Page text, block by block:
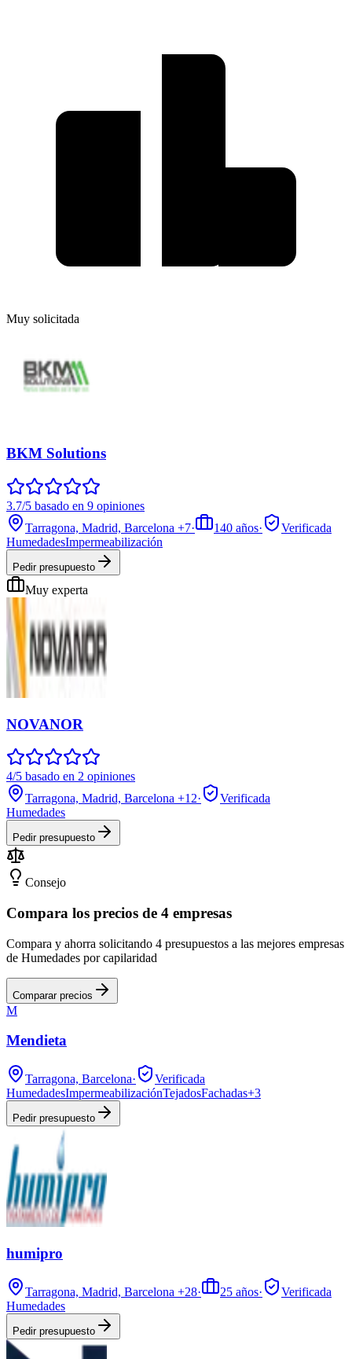
Muy solicitada
BKM Solutions
3.7/5 basado en 9 opiniones
Tarragona, Madrid, Barcelona +7· 140 años·
Verificada
HumedadesImpermeabilización
Pedir presupuesto
Muy experta
NOVANOR
4/5 basado en 2 opiniones
Tarragona, Madrid, Barcelona +12·
Verificada
Humedades
Pedir presupuesto
Consejo
Compara los precios de 4 empresas
Compara y ahorra solicitando 4 presupuestos a las mejores empresas
de Humedades por capilaridad
Comparar precios
M
Mendieta
Tarragona, Barcelona·
Verificada
HumedadesImpermeabilizaciónTejadosFachadas+3
Pedir presupuesto
humipro
Tarragona, Madrid, Barcelona +28· 25 años·
Verificada
Humedades
Pedir presupuesto